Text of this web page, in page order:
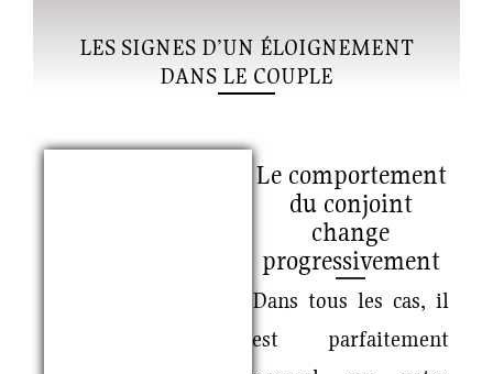
LES SIGNES D’UN ÉLOIGNEMENT
DANS LE COUPLE
Le comportement
du conjoint
change
progressivement
Dans tous les cas, il
est parfaitement